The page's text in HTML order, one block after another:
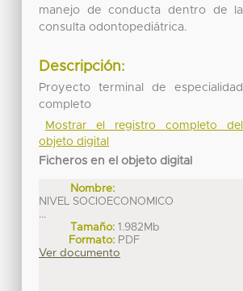
manejo de conducta dentro de la
consulta odontopediátrica.
Descripción:
Proyecto terminal de especialidad
completo
Mostrar el registro completo del
objeto digital
Ficheros en el objeto digital
Nombre:
NIVEL SOCIOECONOMICO
...
Tamaño: 1.982Mb
Formato: PDF
Ver documento